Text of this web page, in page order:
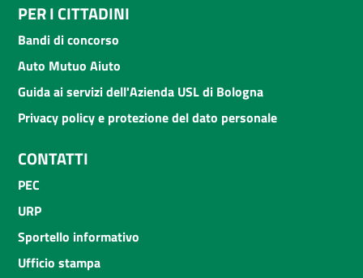
PER I CITTADINI
Bandi di concorso
Auto Mutuo Aiuto
Guida ai servizi dell'Azienda USL di Bologna
Privacy policy e protezione del dato personale
CONTATTI
PEC
URP
Sportello informativo
Ufficio stampa